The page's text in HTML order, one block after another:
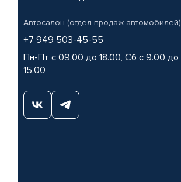
Автосалон (отдел продаж автомобилей)
+7 949 503-45-55
Пн-Пт с 09.00 до 18.00, Сб с 9.00 до
15.00